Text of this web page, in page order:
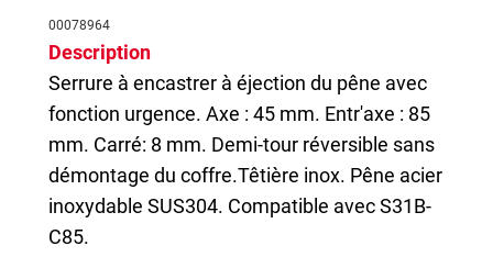
00078964
Description
Serrure à encastrer à éjection du pêne avec
fonction urgence. Axe : 45 mm. Entr'axe : 85
mm. Carré: 8 mm. Demi-tour réversible sans
démontage du coffre.Têtière inox. Pêne acier
inoxydable SUS304. Compatible avec S31B-
C85.